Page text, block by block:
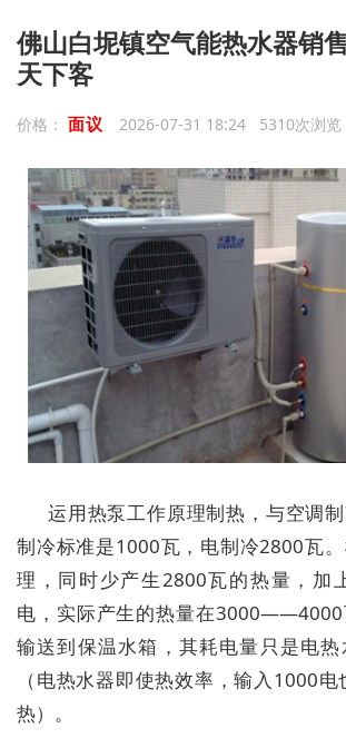
佛山白坭镇空气能热水器销
天下客
价格： 面议 2026-07-31 18:24 5310次浏览
运用热泵工作原理制热，与空调
制冷标准是1000瓦，电制冷2800瓦
理，同时少产生2800瓦的热量，加
电，实际产生的热量在3000——4000
输送到保温水箱，其耗电量只是电
（电热水器即使热效率，输入1000
热）。